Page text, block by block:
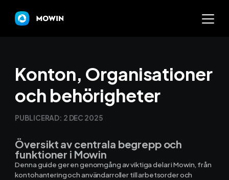
Varför Mowin?
Priser
Nyheter
Konton, Organisationer
och behörigheter
PUBLICERAD: 2 DEC 2025
Översikt av centrala begrepp och
funktioner i Mowin
Denna guide ger en genomgång av viktiga delar i Mowin, från
kontohantering och användarroller till arbetsorder och